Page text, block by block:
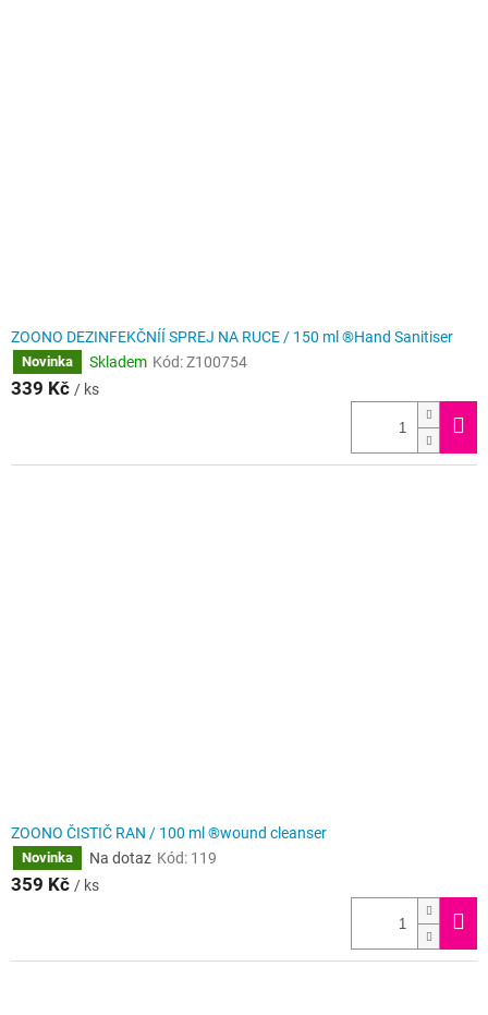
ZOONO DEZINFEKČNÍÍ SPREJ NA RUCE / 150 ml ®Hand Sanitiser
Novinka Skladem Kód:Z100754
339 Kč / ks
ZOONO ČISTIČ RAN / 100 ml ®wound cleanser
Novinka Na dotaz Kód: 119
359 Kč / ks